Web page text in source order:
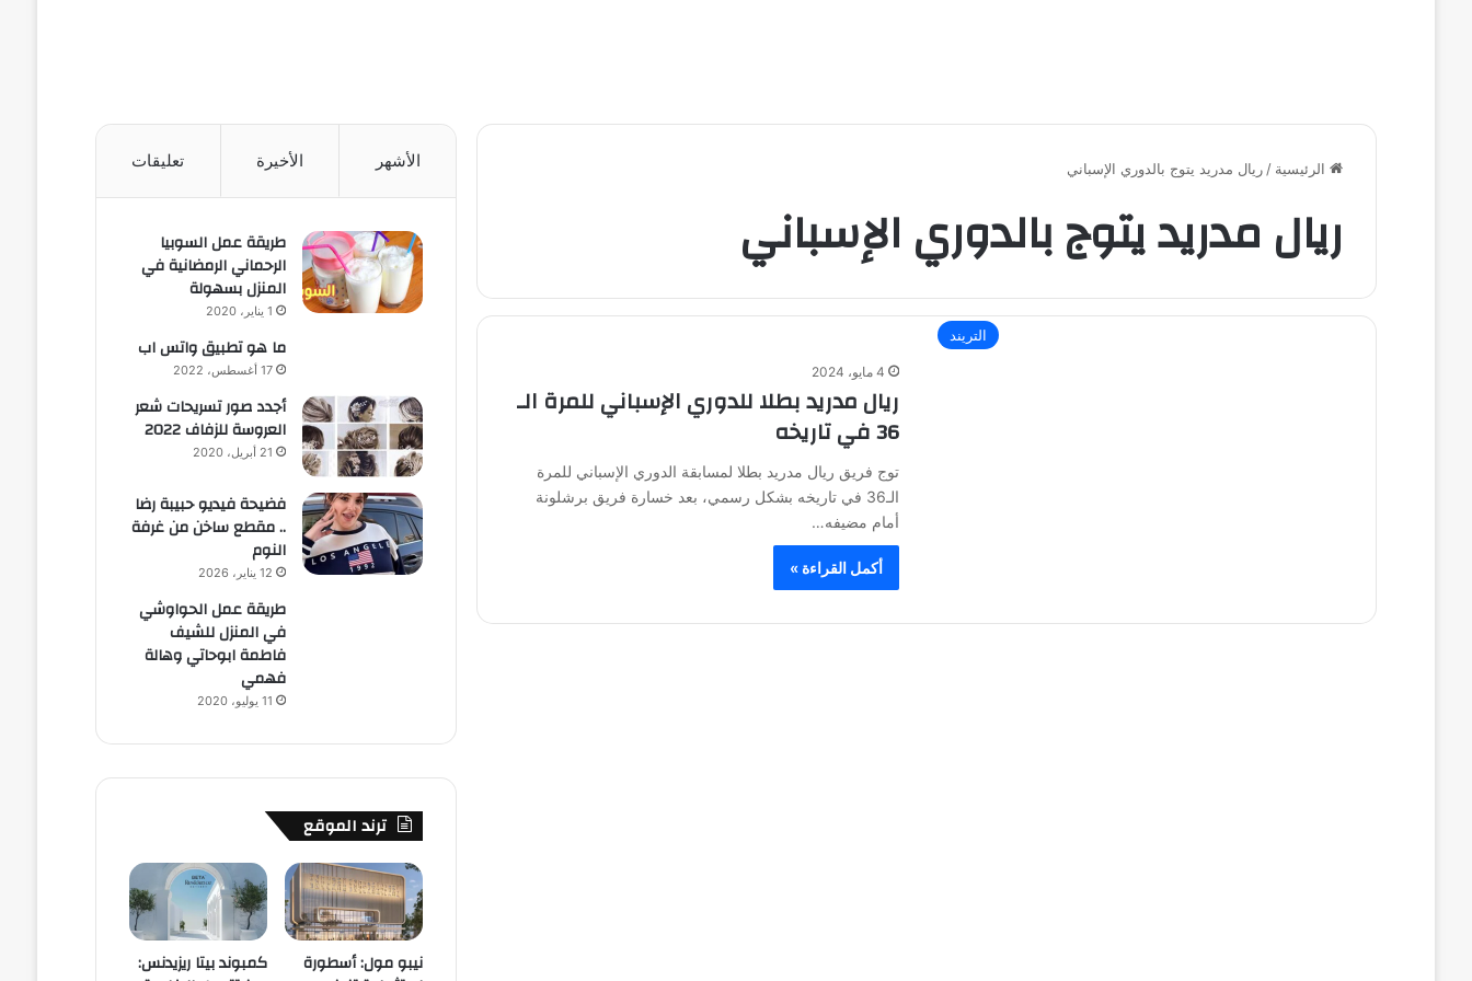
الرئيسية / ريال مدريد يتوج بالدوري الإسباني
ريال مدريد يتوج بالدوري الإسباني
التريند
4 مايو، 2024
ريال مدريد بطلا للدوري الإسباني للمرة الـ
36 في تاريخه
توج فريق ريال مدريد بطلا لمسابقة الدوري الإسباني للمرة
الـ36 في تاريخه بشكل رسمي، بعد خسارة فريق برشلونة
أمام مضيفه…
أكمل القراءة »
الأشهر الأخيرة تعليقات
طريقة عمل السوبيا
الرحماني الرمضانية في
المنزل بسهولة
1 يناير، 2020
ما هو تطبيق واتس اب
17 أغسطس، 2022
أجدد صور تسريحات شعر
العروسة للزفاف 2022
21 أبريل، 2020
فضيحة فيديو حبيبة رضا
.. مقطع ساخن من غرفة
النوم
12 يناير، 2026
طريقة عمل الحواوشي
في المنزل للشيف
فاطمة ابوحاتي وهالة
فهمي
11 يوليو، 2020
ترند الموقع
نيبو مول: أسطورة
كمبوند بيتا ريزيدنس: